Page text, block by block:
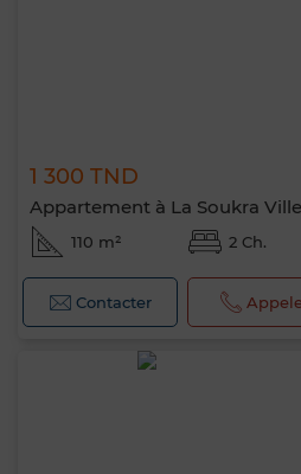
1 300 TND
Appartement à La Soukra
110 m² 2 Ch.
Contacter